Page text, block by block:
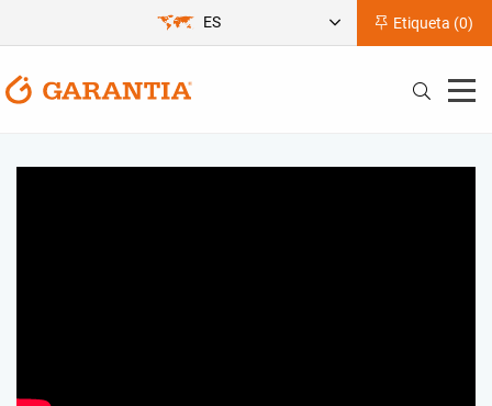
Etiqueta (0)
ES